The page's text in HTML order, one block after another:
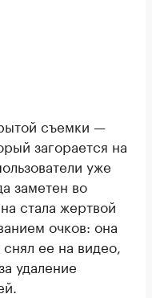
съемки —
загорается на
уже
заметен во
стала жертвой
очков: она
ее на видео,
удаление